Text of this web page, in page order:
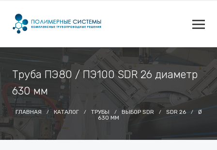
Труба ПЭ80 / ПЭ100 SDR 26 диаметр
630 мм
ГЛАВНАЯ КАТАЛОГ ТРУБЫ ВЫБОР SDR SDR 26
Ø
630 ММ